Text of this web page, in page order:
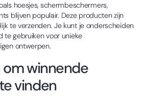
hoesjes, schermbeschermers,
blijven populair. Deze producten zijn
te verzenden. Je kunt je onderscheiden
gebruiken voor unieke
ontwerpen.
winnende
vinden